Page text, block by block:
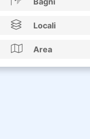
Locali
Area